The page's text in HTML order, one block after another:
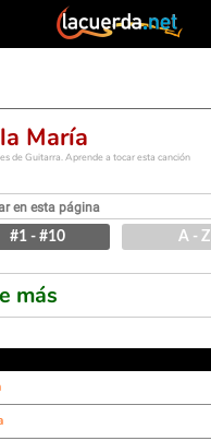
María
de Guitarra. Aprende a tocar esta canción
#1 - #10 A - Z
más